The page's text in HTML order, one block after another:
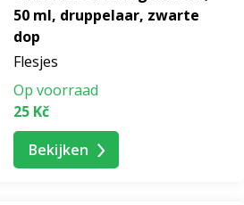
50 ml, druppelaar, zwarte
dop
Flesjes
Op voorraad
25 Kč
Bekijken